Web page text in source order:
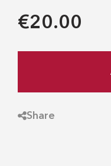
€20.00
Share